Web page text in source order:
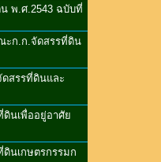
พ.ศ.2543 ฉบับที่
ะก.ก.จัดสรรที่ดิน
ดสรรที่ดินและ
นเพื่ออยู่อาศัย
นเกษตรกรรมก